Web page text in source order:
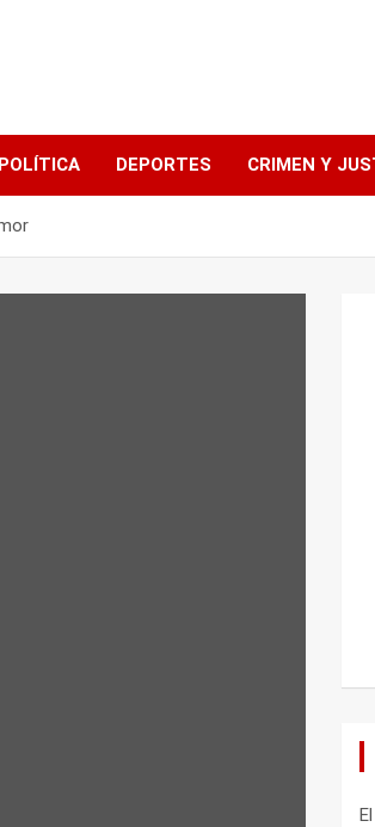
POLÍTICA DEPORTES CRIMEN Y